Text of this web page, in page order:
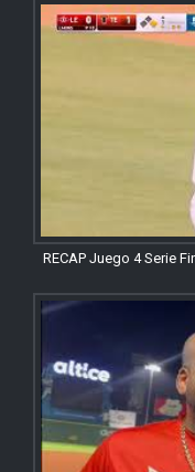
RECAP Juego 4 Serie